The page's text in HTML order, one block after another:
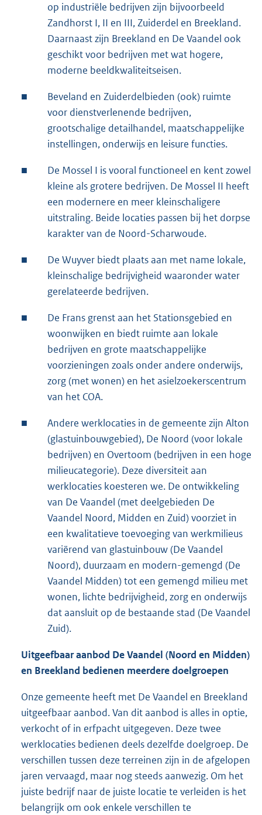
op industriële bedrijven zijn bijvoorbeeld
Zandhorst I, II en III, Zuiderdel en Breekland.
Daarnaast zijn Breekland en De Vaandel ook
geschikt voor bedrijven met wat hogere,
moderne beeldkwaliteitseisen.
■
Beveland en Zuiderdelbieden (ook) ruimte
voor dienstverlenende bedrijven,
grootschalige detailhandel, maatschappelijke
instellingen, onderwijs en leisure functies.
■
De Mossel I is vooral functioneel en kent zowel
kleine als grotere bedrijven. De Mossel II heeft
een modernere en meer kleinschaligere
uitstraling. Beide locaties passen bij het dorpse
karakter van de Noord-Scharwoude.
■
De Wuyver biedt plaats aan met name lokale,
kleinschalige bedrijvigheid waaronder water
gerelateerde bedrijven.
■
De Frans grenst aan het Stationsgebied en
woonwijken en biedt ruimte aan lokale
bedrijven en grote maatschappelijke
voorzieningen zoals onder andere onderwijs,
zorg (met wonen) en het asielzoekerscentrum
van het COA.
■
Andere werklocaties in de gemeente zijn Alton
(glastuinbouwgebied), De Noord (voor lokale
bedrijven) en Overtoom (bedrijven in een hoge
milieucategorie). Deze diversiteit aan
werklocaties koesteren we. De ontwikkeling
van De Vaandel (met deelgebieden De
Vaandel Noord, Midden en Zuid) voorziet in
een kwalitatieve toevoeging van werkmilieus
variërend van glastuinbouw (De Vaandel
Noord), duurzaam en modern-gemengd (De
Vaandel Midden) tot een gemengd milieu met
wonen, lichte bedrijvigheid, zorg en onderwijs
dat aansluit op de bestaande stad (De Vaandel
Zuid).
Uitgeefbaaraanbod De Vaandel (Noord en Midden)
en Breekland bedienen meerdere doelgroepen
Onze gemeente heeft met De Vaandel en Breekland
uitgeefbaar aanbod. Van dit aanbod is alles in optie,
verkocht of in erfpacht uitgegeven. Deze twee
werklocaties bedienen deels dezelfde doelgroep. De
verschillen tussen deze terreinen zijn in de afgelopen
jaren vervaagd, maar nog steeds aanwezig. Om het
juiste bedrijf naar de juiste locatie te verleiden is het
belangrijk om ook enkele verschillen te